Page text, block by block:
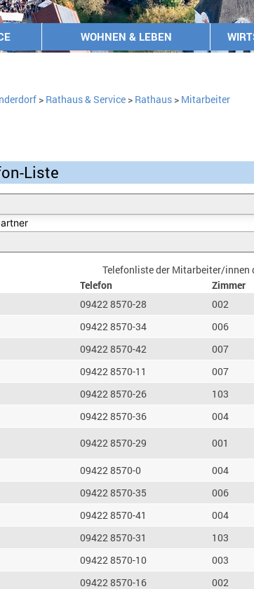
WOHNEN & LEBEN
> Rathaus & Service> Rathaus> Mitarbeiter
Liste
Telefonliste der Mitarbeiter/innen
Telefon Zimmer
09422 8570-28 002
09422 8570-34 006
09422 8570-42 007
09422 8570-11 007
09422 8570-26 103
09422 8570-36 004
09422 8570-29 001
09422 8570-0 004
09422 8570-35 006
09422 8570-41 004
09422 8570-31 103
09422 8570-10 003
09422 8570-16 002